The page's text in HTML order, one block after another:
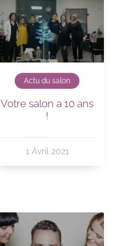
Actu du salon
Votre salon a 10 ans
!
1 Avril 2021